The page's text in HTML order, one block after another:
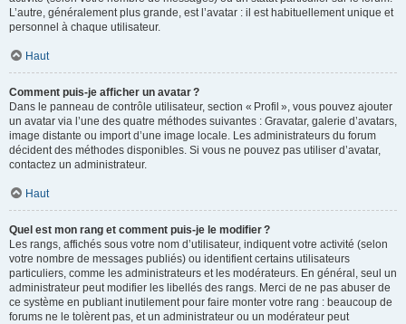
L’autre, généralement plus grande, est l’avatar : il est habituellement unique et
personnel à chaque utilisateur.
Haut
Comment puis-je afficher un avatar ?
Dans le panneau de contrôle utilisateur, section « Profil », vous pouvez ajouter
un avatar via l’une des quatre méthodes suivantes : Gravatar, galerie d’avatars,
image distante ou import d’une image locale. Les administrateurs du forum
décident des méthodes disponibles. Si vous ne pouvez pas utiliser d’avatar,
contactez un administrateur.
Haut
Quel est mon rang et comment puis-je le modifier ?
Les rangs, affichés sous votre nom d’utilisateur, indiquent votre activité (selon
votre nombre de messages publiés) ou identifient certains utilisateurs
particuliers, comme les administrateurs et les modérateurs. En général, seul un
administrateur peut modifier les libellés des rangs. Merci de ne pas abuser de
ce système en publiant inutilement pour faire monter votre rang : beaucoup de
forums ne le tolèrent pas, et un administrateur ou un modérateur peut